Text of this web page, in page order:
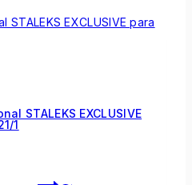
STALEKS EXCLUSIVE
1